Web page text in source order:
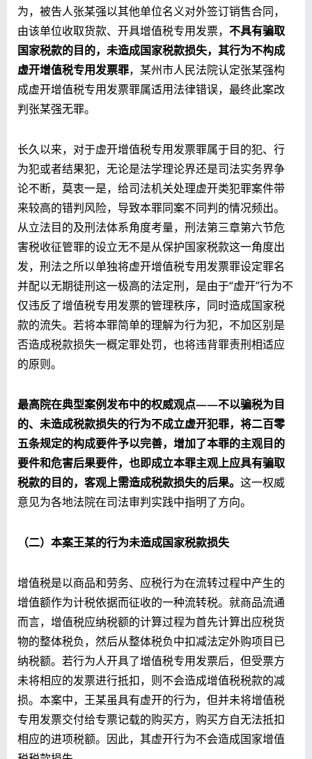
为，被告人张某强以其他单位名义对外签订销售合同，
由该单位收取货款、开具增值税专用发票， 不具有骗取
国家税款的目的，未造成国家税款损失，其行为不构成
虚开增值税专用发票罪，某州市人民法院认定张某强构
成虚开增值税专用发票罪属适用法律错误，最终此案改
判张某强无罪。
长久以来，对于虚开增值税专用发票罪属于目的犯、行
为犯或者结果犯，无论是法学理论界还是司法实务界争
论不断，莫衷一是，给司法机关处理虚开类犯罪案件带
来较高的错判风险，导致本罪同案不同判的情况频出。
从立法目的及刑法体系角度考量，刑法第三章第六节危
害税收征管罪的设立无不是从保护国家税款这一角度出
发，刑法之所以单独将虚开增值税专用发票罪设定罪名
并配以无期徒刑这一极高的法定刑，是由于“虚开”行为不
仅违反了增值税专用发票的管理秩序，同时造成国家税
款的流失。若将本罪简单的理解为行为犯，不加区别是
否造成税款损失一概定罪处罚，也将违背罪责刑相适应
的原则。
最高院在典型案例发布中的权威观点——不以骗税为目
的、未造成税款损失的行为不成立虚开犯罪，将二百零
五条规定的构成要件予以完善，增加了本罪的主观目的
要件和危害后果要件，也即成立本罪主观上应具有骗取
税款的目的，客观上需造成税款损失的后果。 这一权威
意见为各地法院在司法审判实践中指明了方向。
（二）本案王某的行为未造成国家税款损失
增值税是以商品和劳务、应税行为在流转过程中产生的
增值额作为计税依据而征收的一种流转税。就商品流通
而言，增值税应纳税额的计算过程为首先计算出应税货
物的整体税负，然后从整体税负中扣减法定外购项目已
纳税额。若行为人开具了增值税专用发票后，但受票方
未将相应的发票进行抵扣，则不会造成增值税税款的减
损。本案中，王某虽具有虚开的行为，但并未将增值税
专用发票交付给专票记载的购买方，购买方自无法抵扣
相应的进项税额。因此，其虚开行为不会造成国家增值